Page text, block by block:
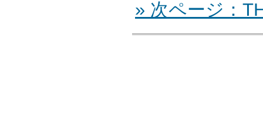
» 次ページ：